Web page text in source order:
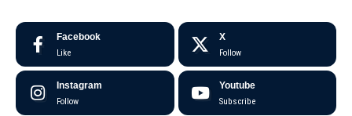
Facebook
Like
X
Follow
Instagram
Follow
Youtube
Subscribe